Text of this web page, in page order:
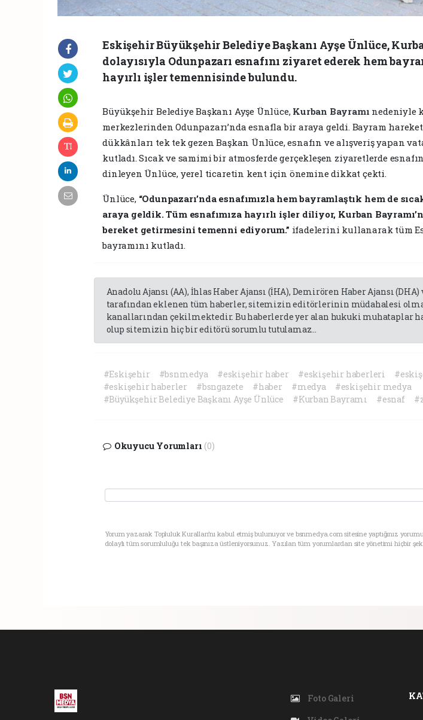
Eskişehir Büyükşehir Belediye Başkanı Ayşe Ünlüce,
dolayısıyla Odunpazarı esnafını ziyaret ederek hem
hayırlı işler temennisinde bulundu.
Büyükşehir Belediye Başkanı Ayşe Ünlüce, Kurban Bayramı nedeniyle
merkezlerinden Odunpazarı’nda esnafla bir araya geldi. Bayram
dükkânları tek tek gezen Başkan Ünlüce, esnafın ve alışveriş yapan
kutladı. Sıcak ve samimi bir atmosferde gerçekleşen ziyaretlerde
dinleyen Ünlüce, yerel ticaretin kent için önemine dikkat çekti.
Ünlüce, “Odunpazarı’nda esnafımızla hem bayramlaştık hem de
araya geldik. Tüm esnafımıza hayırlı işler diliyor, Kurban
bereket getirmesini temenni ediyorum.” ifadelerini kullanarak tüm
bayramını kutladı.
Anadolu Ajansı (AA), İhlas Haber Ajansı (İHA), Demirören Haber Ajansı
tarafından eklenen tüm haberler, sitemizin editörlerinin müdahalesi
kanallarından çekilmektedir. Bu haberlerde yer alan hukuki muhataplar
olup sitemizin hiç bir editörü sorumlu tutulamaz...
#Eskişehir #bsnmedya #eskişehir haber #eskişehir haberleri
#eskişehir haberler
#bsngazete #haber #medya
#eskişehir medya
#Büyükşehir Belediye Başkanı Ayşe Ünlüce
#Kurban Bayramı #esnaf
Okuyucu Yorumları (0)
Yorum yazarak Topluluk Kuralları’nı kabul etmiş bulunuyor ve bsnmedya.com sitesine yaptığınız
dolaylı tüm sorumluluğu tek başınıza üstleniyorsunuz. Yazılan tüm yorumlardan site yönetimi hiçbir
Foto Galeri